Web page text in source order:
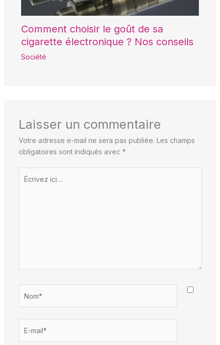
Comment choisir le goût de sa
cigarette électronique ? Nos conseils
Société
Laisser un commentaire
Votre adresse e-mail ne sera pas publiée. Les champs
obligatoires sont indiqués avec *
Écrivez
ici…
mail*